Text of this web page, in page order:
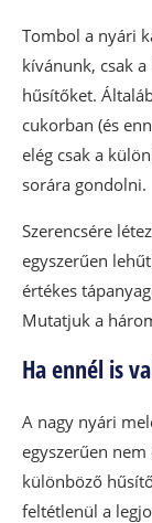
Tombol a nyári
kívánunk, csak
hűsítőket.
cukorban (és
elég csak a
sorára gondolni.
Szerencsére
egyszerűen
értékes
Mutatjuk a
Ha ennél is
A nagy nyári
egyszerűen
különböző
feltétlenül a